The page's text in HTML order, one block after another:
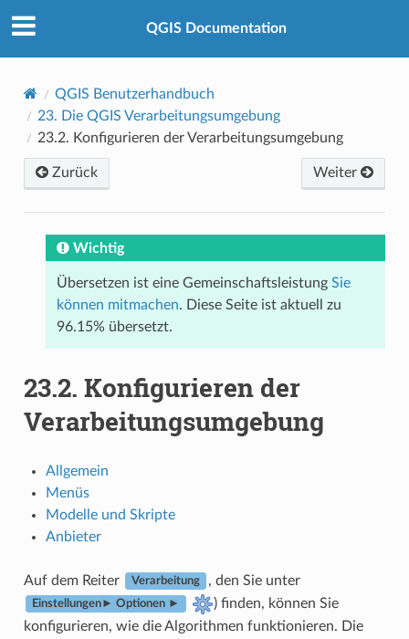
QGIS Documentation
QGIS Benutzerhandbuch
23. Die QGIS Verarbeitungsumgebung
23.2. Konfigurieren der Verarbeitungsumgebung
Zurück Weiter
Wichtig
Übersetzen ist eine Gemeinschaftsleistung Sie
können mitmachen. Diese Seite ist aktuell zu
96.15% übersetzt.
23.2. Konfigurieren der
Verarbeitungsumgebung
Allgemein
Menüs
Modelle und Skripte
Anbieter
Auf dem Reiter Verarbeitung , den Sie unter
Einstellungen► Optionen ►
) finden, können Sie
konfigurieren, wie die Algorithmen funktionieren. Die